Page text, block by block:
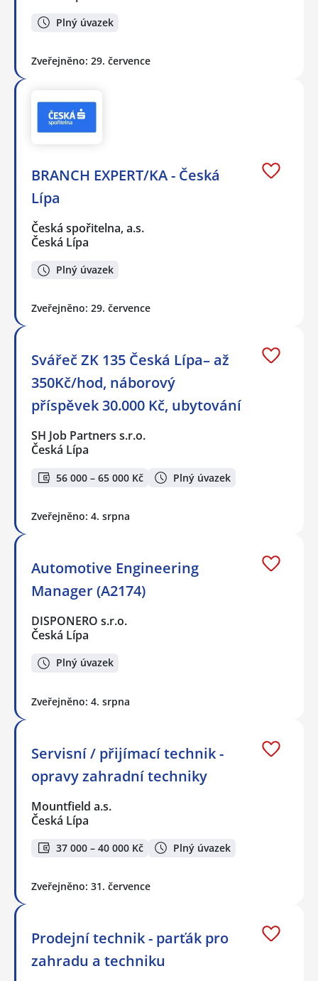
Plný úvazek
Zveřejněno: 29. července
BRANCH EXPERT/KA - Česká
Lípa
Česká spořitelna, a.s.
Česká Lípa
Plný úvazek
Zveřejněno: 29. července
Svářeč ZK 135 Česká Lípa– až
350Kč/hod, náborový
příspěvek 30.000 Kč, ubytování
SH Job Partners s.r.o.
Česká Lípa
56 000 – 65 000 Kč Plný úvazek
Zveřejněno: 4. srpna
Automotive Engineering
Manager (A2174)
DISPONERO s.r.o.
Česká Lípa
Plný úvazek
Zveřejněno: 4. srpna
Servisní / přijímací technik -
opravy zahradní techniky
Mountfield a.s.
Česká Lípa
37 000 – 40 000 Kč Plný úvazek
Zveřejněno: 31. července
Prodejní technik - parťák pro
zahradu a techniku